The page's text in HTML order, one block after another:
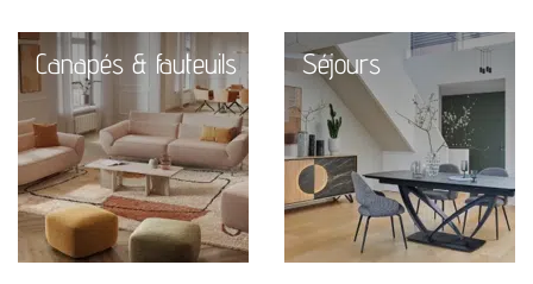
Canapés & fauteuils Séjours